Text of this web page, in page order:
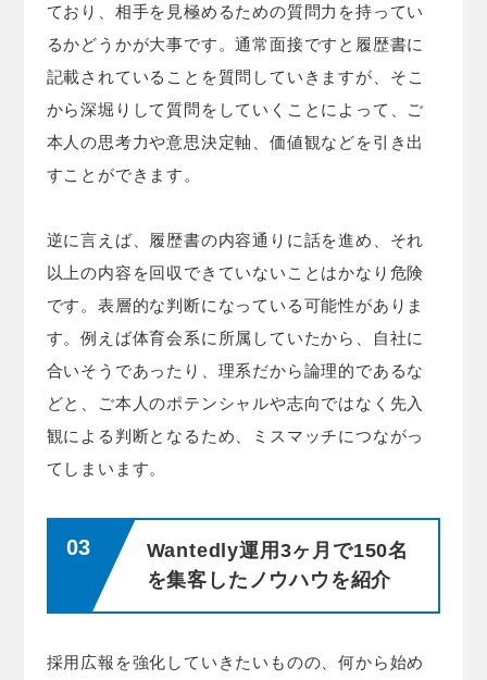
ており、相手を見極めるための質問力を持ってい
るかどうかが大事です。通常面接ですと履歴書に
記載されていることを質問していきますが、そこ
から深堀りして質問をしていくことによって、ご
本人の思考力や意思決定軸、価値観などを引き出
すことができます。
逆に言えば、履歴書の内容通りに話を進め、それ
以上の内容を回収できていないことはかなり危険
です。表層的な判断になっている可能性がありま
す。例えば体育会系に所属していたから、自社に
合いそうであったり、理系だから論理的であるな
どと、ご本人のポテンシャルや志向ではなく先入
観による判断となるため、ミスマッチにつながっ
てしまいます。
Wantedly運用3ヶ月で150名
を集客したノウハウを紹介
採用広報を強化していきたいものの、何から始め